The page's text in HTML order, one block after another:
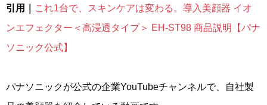
引用｜
これ1台で、スキンケアは変わる。導入美顔器 イオ
ンエフェクター＜高浸透タイプ＞ EH-ST98 商品説明【パナ
ソニック公式】
パナソニックが公式の企業YouTubeチャンネルで、自社製